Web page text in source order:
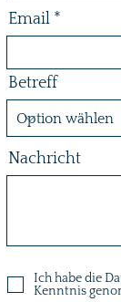
Email
Betreff
Nachricht
Ich habe die
Kenntnis